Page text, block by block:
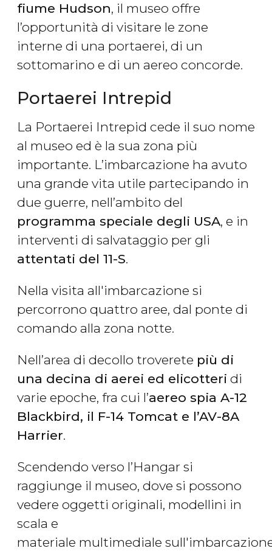
fiume Hudson, il museo offre
l’opportunità di visitare le zone
interne di una portaerei, di un
sottomarino e di un aereo concorde.
Portaerei Intrepid
La Portaerei Intrepid cede il suo nome
al museo ed è la sua zona più
importante. L’imbarcazione ha avuto
una grande vita utile partecipando in
due guerre, nell’ambito del
programma speciale degli USA, e in
interventi di salvataggio per gli
attentati del 11-S.
Nella visita all'imbarcazione si
percorrono quattro aree, dal ponte di
comando alla zona notte.
Nell’area di decollo troverete più di
una decina di aerei ed elicotteri di
varie epoche, fra cui l’aereo spia A-12
Blackbird, il F-14 Tomcat e l’AV-8A
Harrier.
Scendendo verso l’Hangar si
raggiunge il museo, dove si possono
vedere oggetti originali, modellini in
scala e
materiale multimediale